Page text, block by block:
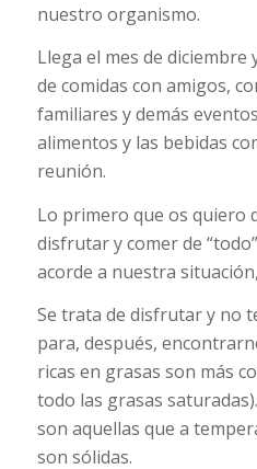
nuestro organismo.
Llega el mes de diciembre
de comidas con amigos,
familiares y demás
alimentos y las bebidas
reunión.
Lo primero que os quiero
disfrutar y comer de
acorde a nuestra
Se trata de disfrutar y no
para, después,
ricas en grasas son más
todo las grasas
son aquellas que a
son sólidas.